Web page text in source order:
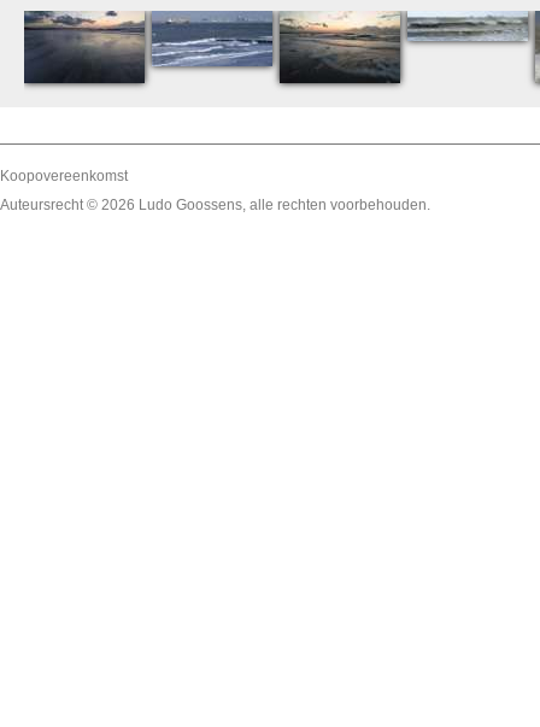
Koopovereenkomst
Auteursrecht © 2026 Ludo Goossens, alle rechten voorbehouden.